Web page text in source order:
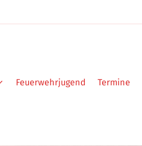
Feuerwehrjugend Termine